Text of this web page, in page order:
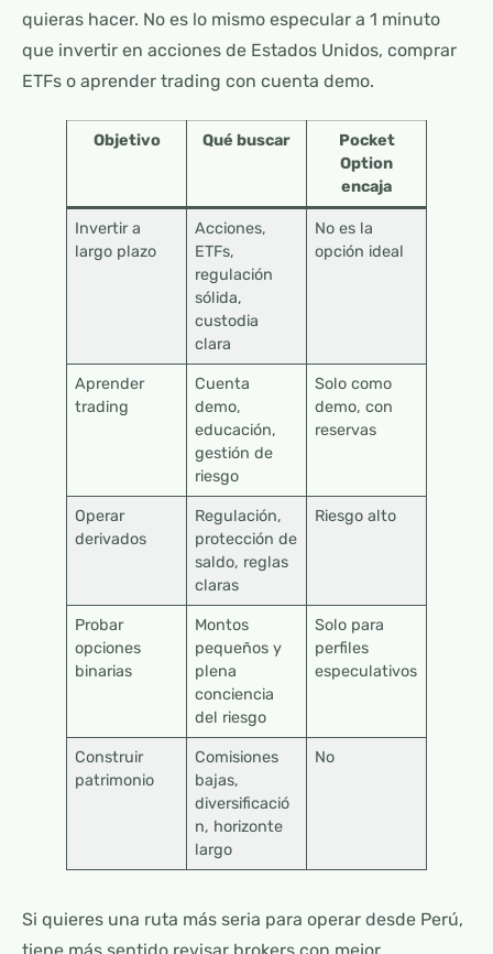
quieras hacer. No es lo mismo especular a 1 minuto
que invertir en acciones de Estados Unidos, comprar
ETFs o aprender trading con cuenta demo.
Objetivo Qué buscar
Pocket
Option
encaja
Invertir a
largo plazo
Acciones,
ETFs,
regulación
sólida,
custodia
clara
No es la
opción ideal
Aprender
trading
Cuenta
demo,
educación,
gestión de
riesgo
Solo como
demo, con
reservas
Operar
derivados
Regulación,
protección de
saldo, reglas
claras
Riesgo alto
Probar
opciones
binarias
Montos
pequeños y
plena
conciencia
del riesgo
Solo para
perfiles
especulativos
Construir
patrimonio
Comisiones
bajas,
diversificació
n, horizonte
largo
No
Si quieres una ruta más seria para operar desde Perú,